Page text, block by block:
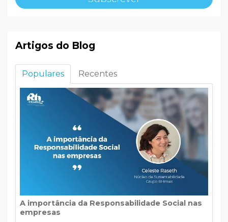
Artigos do Blog
Populares Recentes
A importância da Responsabilidade Social nas
empresas